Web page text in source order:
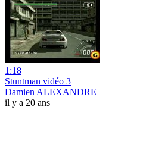
1:18
Stuntman vidéo 3
Damien ALEXANDRE
il y a 20 ans